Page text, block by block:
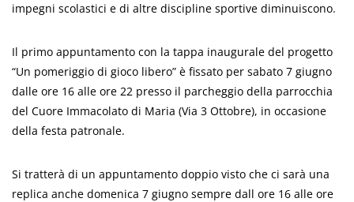
impegni scolastici e di altre discipline sportive diminuiscono.
Il primo appuntamento con la tappa inaugurale del progetto
“Un pomeriggio di gioco libero” è fissato per sabato 7 giugno
dalle ore 16 alle ore 22 presso il parcheggio della parrocchia
del Cuore Immacolato di Maria (Via 3 Ottobre), in occasione
della festa patronale.
Si tratterà di un appuntamento doppio visto che ci sarà una
replica anche domenica 7 giugno sempre dall ore 16 alle ore